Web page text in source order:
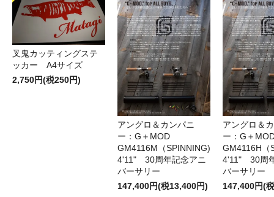
叉鬼カッティングステ
ッカー A4サイズ
2,750円(税250円)
アングロ＆カンパニ
ー：G＋MOD
GM4116M（SPINNING)
4'11" 30周年記念アニ
バーサリー
147,400円(税13,400円)
アングロ＆
ー：G＋
GM4116H（
4'11" 30周
バーサリー
147,400円(